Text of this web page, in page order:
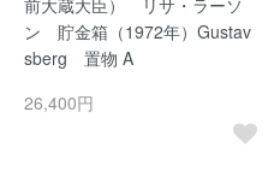
ン 貯金箱（1972年）Gustav
sberg 置物 A
26,400円